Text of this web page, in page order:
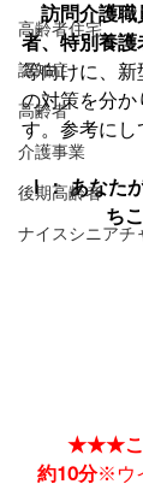
高齢者住宅
認知症
高齢者
介護事業
後期高齢者
ナイスシニアチ
訪問介護職
者、特別養護
等向けに、新
の対策を分
Ⅰ： あなた
ち
★★★こ
約10分※ウ